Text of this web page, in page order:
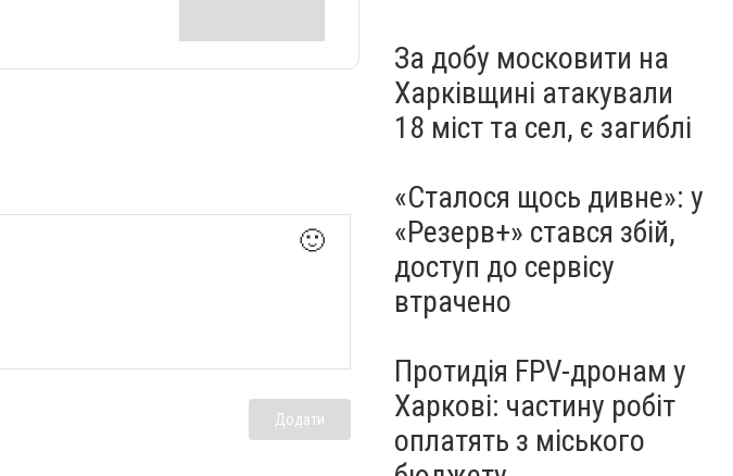
🙂
Додати
За добу московити на
Харківщині атакували
18 міст та сел, є загиблі
«Сталося щось дивне»: у
«Резерв+» стався збій,
доступ до сервісу
втрачено
Протидія FPV-дронам у
Харкові: частину робіт
оплатять з міського